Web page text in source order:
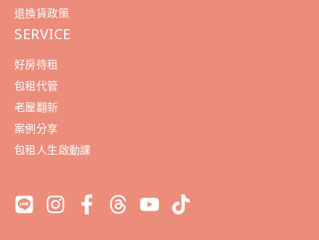
退換貨政策
SERVICE
好房待租
包租代管
老屋翻新
案例分享
包租人生啟動課